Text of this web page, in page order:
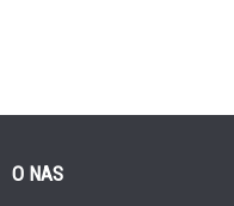
O NAS